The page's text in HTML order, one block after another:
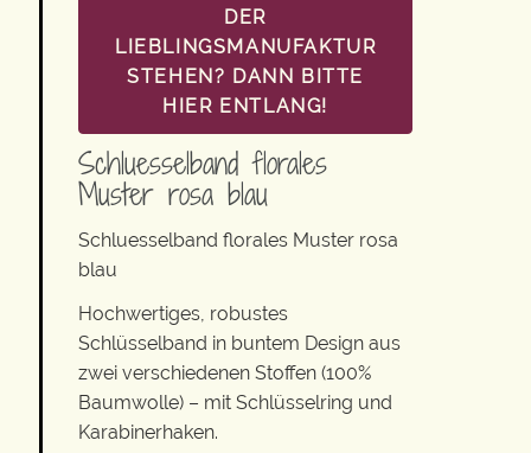
DER
LIEBLINGSMANUFAKTUR
STEHEN? DANN BITTE
HIER ENTLANG!
Schluesselband florales
Muster rosa blau
Schluesselband florales Muster rosa
blau
Hochwertiges, robustes
Schlüsselband in buntem Design aus
zwei verschiedenen Stoffen (100%
Baumwolle) – mit Schlüsselring und
Karabinerhaken.